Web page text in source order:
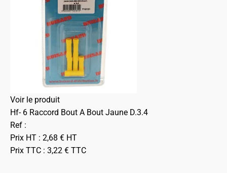
Voir le produit
Hf- 6 Raccord Bout A Bout Jaune D.3.4
Ref :
Prix HT : 2,68 € HT
Prix TTC : 3,22 € TTC